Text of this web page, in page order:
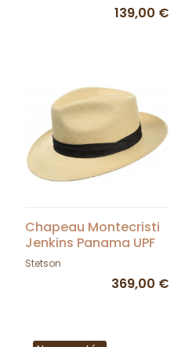
139,00 €
Chapeau Montecristi
Jenkins Panama UPF
40+ - Stetson
Stetson
369,00 €